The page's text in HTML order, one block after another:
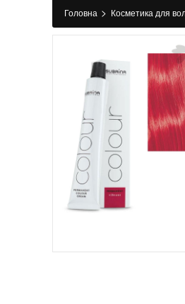
Головна > Косметика для
Фарбування>Фарба для
для волосся 9/5 Дуже світлий
інтенсивно-червоний SPROF
Professional 100 мл